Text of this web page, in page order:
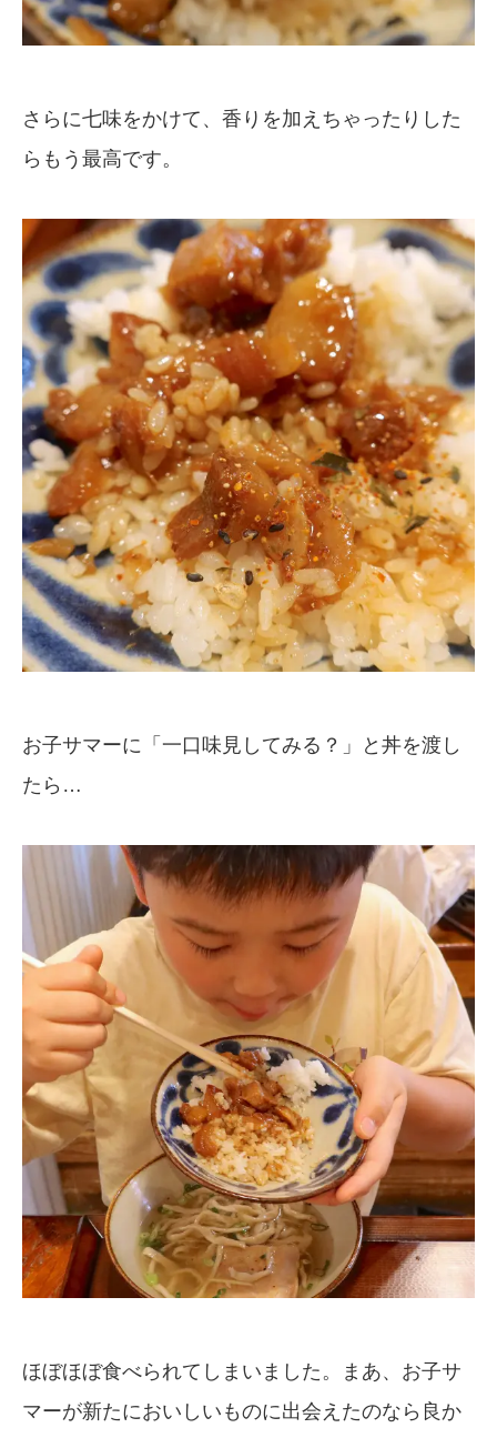
さらに七味をかけて、香りを加えちゃったりした
らもう最高です。
お子サマーに「一口味見してみる？」と丼を渡し
たら…
ほぼほぼ食べられてしまいました。まあ、お子サ
マーが新たにおいしいものに出会えたのなら良か